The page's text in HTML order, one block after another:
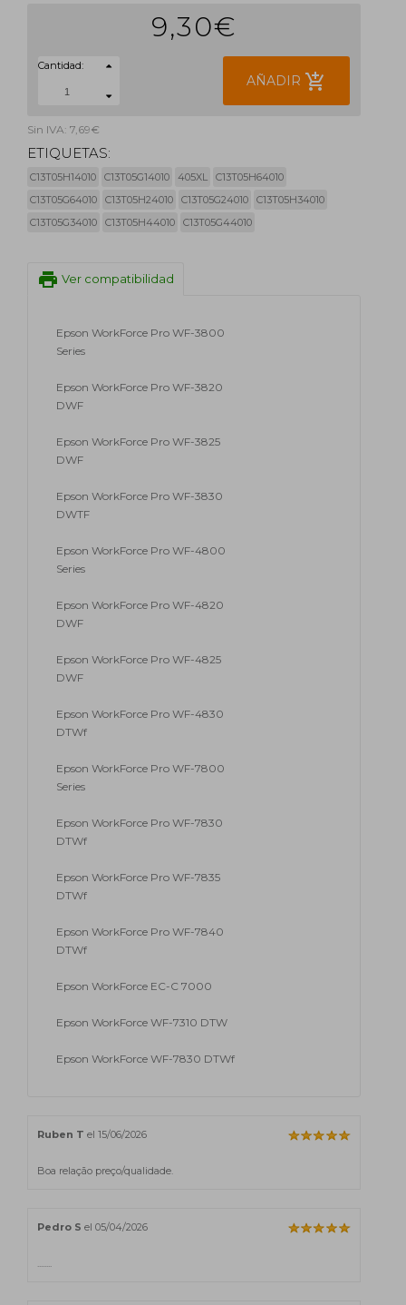
9,30€
Cantidad:
AÑADIR add_shopping_cart
Sin IVA: 7,69€
ETIQUETAS:
C13T05H14010 C13T05G14010 405XL
C13T05H64010
C13T05G64010
C13T05H24010 C13T05G24010
C13T05H34010
C13T05G34010
C13T05H44010 C13T05G44010
print Ver compatibilidad
Epson WorkForce Pro WF-3800
Series
Epson WorkForce Pro WF-3820
DWF
Epson WorkForce Pro WF-3825
DWF
Epson WorkForce Pro WF-3830
DWTF
Epson WorkForce Pro WF-4800
Series
Epson WorkForce Pro WF-4820
DWF
Epson WorkForce Pro WF-4825
DWF
Epson WorkForce Pro WF-4830
DTWf
Epson WorkForce Pro WF-7800
Series
Epson WorkForce Pro WF-7830
DTWf
Epson WorkForce Pro WF-7835
DTWf
Epson WorkForce Pro WF-7840
DTWf
Epson WorkForce EC-C 7000
Epson WorkForce WF-7310 DTW
Epson WorkForce WF-7830 DTWf
Ruben T el 15/06/2026
Boa relação preço/qualidade.
Pedro S el 05/04/2026